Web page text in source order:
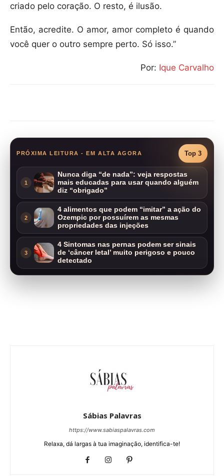
criado pelo coração. O resto, é ilusão.
Então, acredite. O amor, amor completo é quando
você quer o outro sempre perto. Só isso.”
Por: Ique Carvalho
PRÓXIMA LEITURA - EM ALTA AGORA Top 3
1
Nunca diga “de nada”: veja respostas
mais educadas para usar quando alguém
diz “obrigado”
2
4 alimentos que podem “imitar” a ação do
Ozempic por possuírem as mesmas
propriedades das injeções
3
4 Sintomas nas pernas podem ser sinais
de ‘câncer letal’ muito perigoso e pouco
detectado
Sábias Palavras
https://www.sabiaspalavras.com
Relaxa, dá largas à tua imaginação, identifica-te!